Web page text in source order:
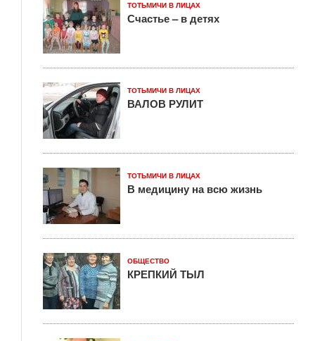
ТОТЬМИЧИ В ЛИЦАХ
Счастье – в детях
ТОТЬМИЧИ В ЛИЦАХ
ВАЛОВ РУЛИТ
ТОТЬМИЧИ В ЛИЦАХ
В медицину на всю жизнь
ОБЩЕСТВО
КРЕПКИЙ ТЫЛ